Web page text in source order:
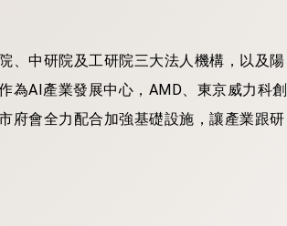
、中研院及工研院三大法人機構，以及陽
為AI產業發展中心，AMD、東京威力科創
府會全力配合加強基礎設施，讓產業跟研